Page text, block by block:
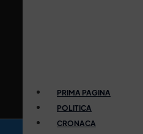
PRIMA PAGINA
POLITICA
CRONACA